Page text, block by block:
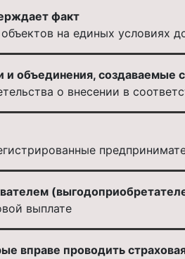
факт
на единых условиях
объединения, создаваемые
о внесении в
выплате
вправе проводить